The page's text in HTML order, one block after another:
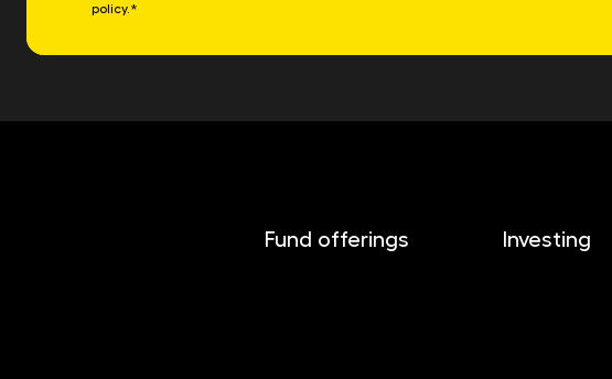
policy.*
Fund offerings Investing